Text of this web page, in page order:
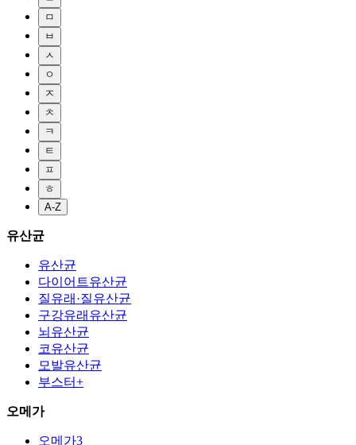
ㅁ
ㅂ
ㅅ
ㅇ
ㅈ
ㅊ
ㅋ
ㅌ
ㅍ
ㅎ
A-Z
유산균
유산균
다이어트유산균
질유래·질유산균
구강유래유산균
뇌유산균
코유산균
모발유산균
부스터+
오메가
오메가3